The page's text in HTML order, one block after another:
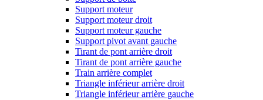
Support moteur
Support moteur droit
Support moteur gauche
Support pivot avant gauche
Tirant de pont arrière droit
Tirant de pont arrière gauche
Train arrière complet
Triangle inférieur arrière droit
Triangle inférieur arrière gauche